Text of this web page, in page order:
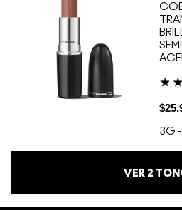
3G -
VER 2